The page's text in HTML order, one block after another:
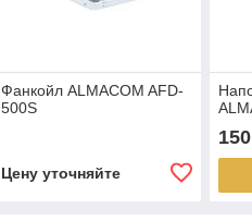
Фанкойл ALMACOM AFD-
500S
Цену уточняйте